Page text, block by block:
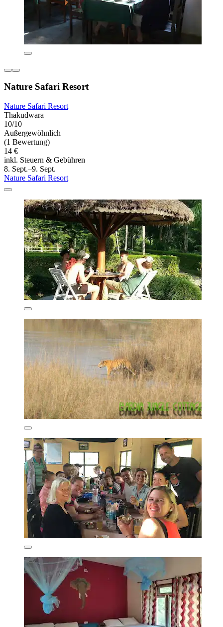
Nature Safari Resort
Nature Safari Resort
Thakudwara
10/10
Außergewöhnlich
(1 Bewertung)
14 €
inkl. Steuern & Gebühren
8. Sept.–9. Sept.
Nature Safari Resort